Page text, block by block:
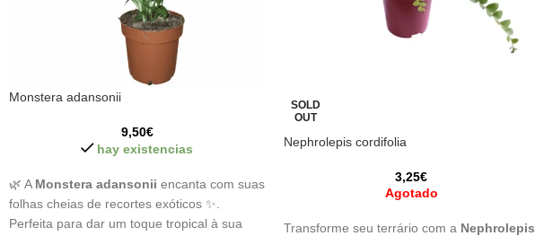
Monstera adansonii
9,50€
hay existencias
🌿 A Monstera adansonii encanta com suas
folhas cheias de recortes exóticos ✨.
Perfeita para dar um toque tropical à sua
SOLD
OUT
Nephrolepis cordifolia
3,25€
Agotado
Transforme seu terrário com a Nephrolepis